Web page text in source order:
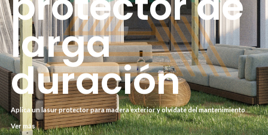
larga
duración
Aplica un lasur protector para madera exterior y olvídate del mantenimiento
constante. Este tratamiento penetra profundamente en la fibra, realzando la
veta natural mientras repele la humedad, los rayos UV y los hongos. Tu terraza,
Ver más